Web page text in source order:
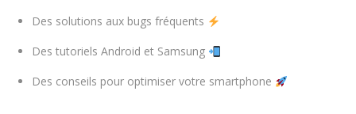
Des solutions aux bugs fréquents
Des tutoriels Android et Samsung
Des conseils pour optimiser votre smartphone